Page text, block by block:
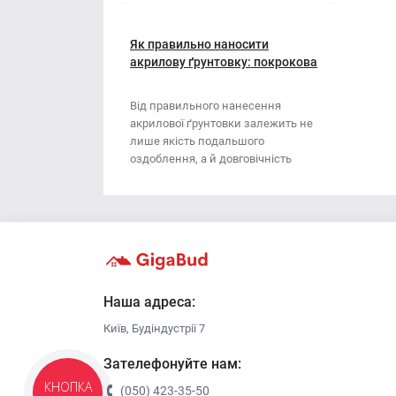
Наждачний папір
Стрічка
Викрутка
Губки для шліфування
Кліщі
Ключі
Лопата
Як правильно наносити
акрилову ґрунтовку: покрокова
Від правильного нанесення
акрилової ґрунтовки залежить не
лише якість подальшого
оздоблення, а й довговічність
Наша адреса:
Київ, Будіндустрії 7
Зателефонуйте нам:
(050) 423-35-50
КНОПКА